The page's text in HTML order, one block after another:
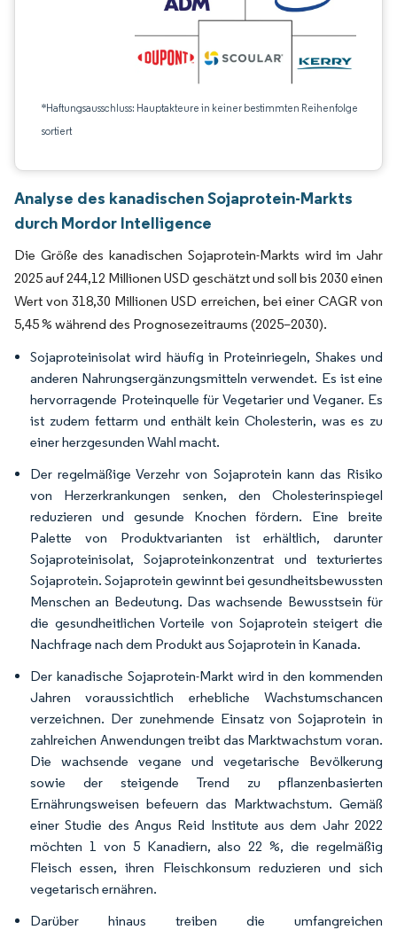
*Haftungsausschluss: Hauptakteure in keiner bestimmten Reihenfolge
sortiert
Analyse des kanadischen Sojaprotein-Markts
durch Mordor Intelligence
Die Größe des kanadischen Sojaprotein-Markts wird im Jahr
2025 auf 244,12 Millionen USD geschätzt und soll bis 2030 einen
Wert von 318,30 Millionen USD erreichen, bei einer CAGR von
5,45 % während des Prognosezeitraums (2025–2030).
Sojaproteinisolat wird häufig in Proteinriegeln, Shakes und
anderen Nahrungsergänzungsmitteln verwendet. Es ist eine
hervorragende Proteinquelle für Vegetarier und Veganer. Es
ist zudem fettarm und enthält kein Cholesterin, was es zu
einer herzgesunden Wahl macht.
Der regelmäßige Verzehr von Sojaprotein kann das Risiko
von Herzerkrankungen senken, den Cholesterinspiegel
reduzieren und gesunde Knochen fördern. Eine breite
Palette von Produktvarianten ist erhältlich, darunter
Sojaproteinisolat, Sojaproteinkonzentrat und texturiertes
Sojaprotein. Sojaprotein gewinnt bei gesundheitsbewussten
Menschen an Bedeutung. Das wachsende Bewusstsein für
die gesundheitlichen Vorteile von Sojaprotein steigert die
Nachfrage nach dem Produkt aus Sojaprotein in Kanada.
Der kanadische Sojaprotein-Markt wird in den kommenden
Jahren voraussichtlich erhebliche Wachstumschancen
verzeichnen. Der zunehmende Einsatz von Sojaprotein in
zahlreichen Anwendungen treibt das Marktwachstum voran.
Die wachsende vegane und vegetarische Bevölkerung
sowie der steigende Trend zu pflanzenbasierten
Ernährungsweisen befeuern das Marktwachstum. Gemäß
einer Studie des Angus Reid Institute aus dem Jahr 2022
möchten 1 von 5 Kanadiern, also 22 %, die regelmäßig
Fleisch essen, ihren Fleischkonsum reduzieren und sich
vegetarisch ernähren.
Darüber hinaus treiben die umfangreichen